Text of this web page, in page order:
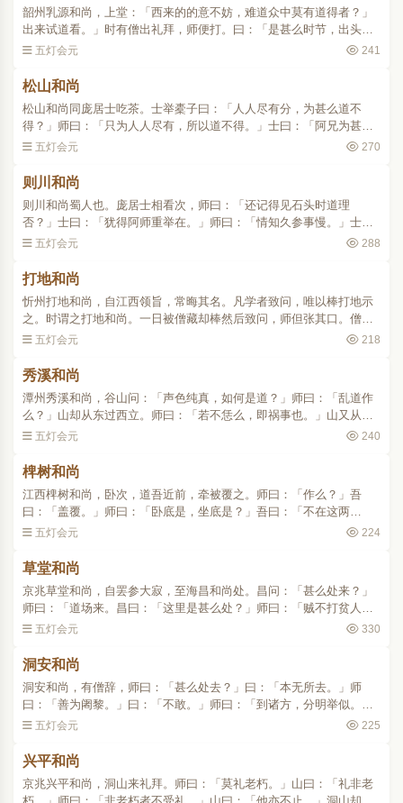
韶州乳源和尚，上堂：「西来的的意不妨，难道众中莫有道得者？」
出来试道看。」时有僧出礼拜，师便打。曰：「是甚么时节，出头
来！」便归方丈。﹝僧举似长庆。庆云：「不妨，不妨。」资福代
五灯会元 241
松山和尚
松山和尚同庞居士吃茶。士举橐子曰：「人人尽有分，为甚么道不
得？」师曰：「只为人人尽有，所以道不得。」士曰：「阿兄为甚么
却道得？」师曰：「不可无言也。」士曰：「灼然！灼然！」师便吃
五灯会元 270
则川和尚
则川和尚蜀人也。庞居士相看次，师曰：「还记得见石头时道理
否？」士曰：「犹得阿师重举在。」师曰：「情知久参事慢。」士
曰：「阿师老耄，不啻庞公。」师曰：「二彼同时，又争几许？」士
五灯会元 288
打地和尚
忻州打地和尚，自江西领旨，常晦其名。凡学者致问，唯以棒打地示
之。时谓之打地和尚。一日被僧藏却棒然后致问，师但张其口。僧问
门人曰：「秖如和尚每日有人问便打地，意旨如何？」门人即于灶内
五灯会元 218
秀溪和尚
潭州秀溪和尚，谷山问：「声色纯真，如何是道？」师曰：「乱道作
么？」山却从东过西立。师曰：「若不恁么，即祸事也。」山又从西
过东立。师乃下禅床，方行两步，被谷山捉住。曰：「声色纯真，事
五灯会元 240
椑树和尚
江西椑树和尚，卧次，道吾近前，牵被覆之。师曰：「作么？」吾
曰：「盖覆。」师曰：「卧底是，坐底是？」吾曰：「不在这两
处。」师曰：「争奈盖覆何？」吾曰：「莫乱道。」师向火次，吾
五灯会元 224
草堂和尚
京兆草堂和尚，自罢参大寂，至海昌和尚处。昌问：「甚么处来？」
师曰：「道场来。昌曰：「这里是甚么处？」师曰：「贼不打贫人
家。」僧问：「未有一法时，此身在甚么处？」师作一圆相，于中书
五灯会元 330
洞安和尚
洞安和尚，有僧辞，师曰：「甚么处去？」曰：「本无所去。」师
曰：「善为阇黎。」曰：「不敢。」师曰：「到诸方，分明举似。」
僧侍立次，师问：「今日是几？」曰：「不知。」师曰：「我却记
五灯会元 225
兴平和尚
京兆兴平和尚，洞山来礼拜。师曰：「莫礼老朽。」山曰：「礼非老